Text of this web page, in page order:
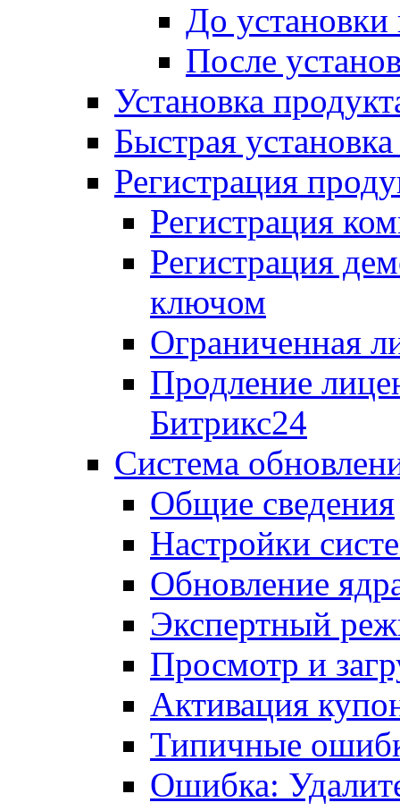
До установки
После
Установка
Быстрая
Регистрация
Регистрация
Регистрация
ключом
Ограниченная
Продление
Битрикс24
Система
Общие сведения
Настройки
Обновление
Экспертный
Просмотр и
Активация
Типичные
Ошибка: